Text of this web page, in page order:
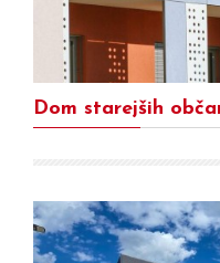
Dom starejših